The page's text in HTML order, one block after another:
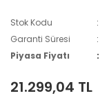
Stok Kodu
Garanti Süresi
Piyasa Fiyatı
21.299,04 TL